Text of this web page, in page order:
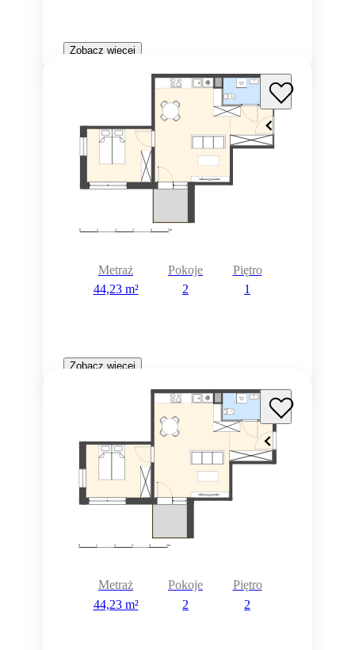
Zobacz więcej
Metraż
44,23 m²
Pokoje
2
Piętro
1
Zobacz więcej
Metraż
44,23 m²
Pokoje
2
Piętro
2